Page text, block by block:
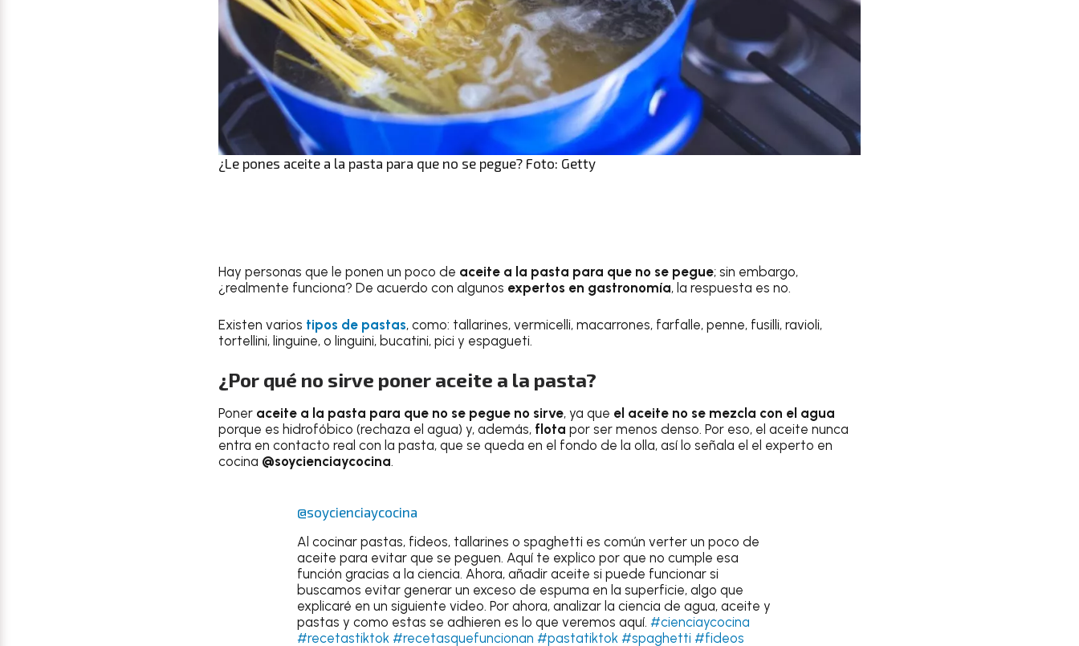
¿Le pones aceite a la pasta para que no se pegue? Foto: Getty
Hay personas que le ponen un poco de aceite a la pasta para que no se pegue; sin embargo,
¿realmente funciona? De acuerdo con algunos expertos en gastronomía, la respuesta es no.
Existen varios tipos de pastas, como: tallarines, vermicelli, macarrones, farfalle, penne, fusilli, ravioli,
tortellini, linguine, o linguini, bucatini, pici y espagueti.
¿Por qué no sirve poner aceite a la pasta?
Poner aceite a la pasta para que no se pegue no sirve, ya que el aceite no se mezcla con el agua
porque es hidrofóbico (rechaza el agua) y, además, flota por ser menos denso. Por eso, el aceite nunca
entra en contacto real con la pasta, que se queda en el fondo de la olla, así lo señala el el experto en
cocina @soycienciaycocina.
@soycienciaycocina
Al cocinar pastas, fideos, tallarines o spaghetti es común verter un poco de
aceite para evitar que se peguen. Aquí te explico por que no cumple esa
función gracias a la ciencia. Ahora, añadir aceite si puede funcionar si
buscamos evitar generar un exceso de espuma en la superficie, algo que
explicaré en un siguiente video. Por ahora, analizar la ciencia de agua, aceite y
pastas y como estas se adhieren es lo que veremos aquí. #cienciaycocina
#recetastiktok #recetasquefuncionan #pastatiktok #spaghetti #fideos